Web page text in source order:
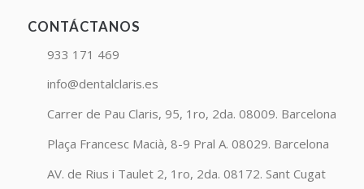
CONTÁCTANOS
933 171 469
info@dentalclaris.es
Carrer de Pau Claris, 95, 1ro, 2da. 08009. Barcelona
Plaça Francesc Macià, 8-9 Pral A. 08029. Barcelona
AV. de Rius i Taulet 2, 1ro, 2da. 08172. Sant Cugat